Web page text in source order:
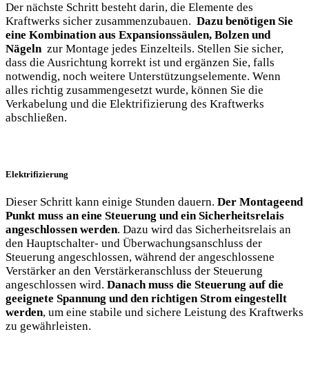
Der nächste ⁢Schritt ‌besteht darin,⁢ die Elemente⁣ des
Kraftwerks sicher ⁢zusammenzubauen. ​ Dazu benötigen ‍Sie
eine Kombination aus​ Expansionssäulen, Bolzen und
Nägeln‌ zur Montage jedes⁢ Einzelteils.⁣ Stellen Sie ‌sicher,
dass die Ausrichtung korrekt ist und ergänzen Sie, falls
notwendig, noch weitere Unterstützungselemente. Wenn
alles⁣ richtig zusammengesetzt wurde, können Sie ‍die
Verkabelung und die Elektrifizierung ‌des ⁤Kraftwerks
abschließen.
Elektrifizierung
Dieser⁢ Schritt kann einige Stunden dauern. Der Montageend
Punkt muss an⁤ eine Steuerung und ein Sicherheitsrelais
angeschlossen werden. Dazu wird das⁣ Sicherheitsrelais an
den Hauptschalter- und ​Überwachungsanschluss der
Steuerung⁤ angeschlossen, ⁢während ⁢der angeschlossene
⁣Verstärker an ⁢den Verstärkeranschluss der Steuerung
angeschlossen wird. Danach muss die Steuerung ‌auf die
geeignete Spannung und den⁤ richtigen Strom⁢ eingestellt⁣
werden, um eine stabile und sichere Leistung des Kraftwerks
zu ‌gewährleisten.